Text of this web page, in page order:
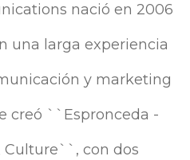
nació en 2006
una larga experiencia
y marketing
creó ``Espronceda -
Culture``, con dos